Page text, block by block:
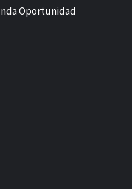
Oportunidad